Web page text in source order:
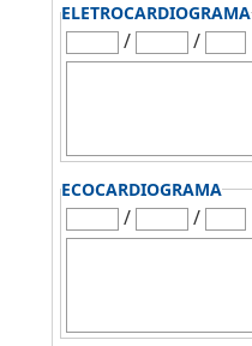
ELETROCARDIOGRAMA
/ /
ECOCARDIOGRAMA
/ /